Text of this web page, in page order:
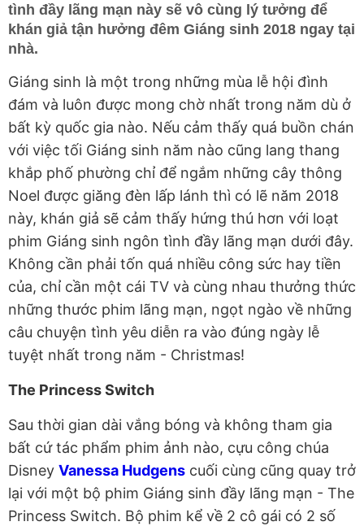
tình đầy lãng mạn này sẽ vô cùng lý tưởng để
khán giả tận hưởng đêm Giáng sinh 2018 ngay tại
nhà.
Giáng sinh là một trong những mùa lễ hội đình
đám và luôn được mong chờ nhất trong năm dù ở
bất kỳ quốc gia nào. Nếu cảm thấy quá buồn chán
với việc tối Giáng sinh năm nào cũng lang thang
khắp phố phường chỉ để ngắm những cây thông
Noel được giăng đèn lấp lánh thì có lẽ năm 2018
này, khán giả sẽ cảm thấy hứng thú hơn với loạt
phim Giáng sinh ngôn tình đầy lãng mạn dưới đây.
Không cần phải tốn quá nhiều công sức hay tiền
của, chỉ cần một cái TV và cùng nhau thưởng thức
những thước phim lãng mạn, ngọt ngào về những
câu chuyện tình yêu diễn ra vào đúng ngày lễ
tuyệt nhất trong năm - Christmas!
The Princess Switch
Sau thời gian dài vắng bóng và không tham gia
bất cứ tác phẩm phim ảnh nào, cựu công chúa
Disney Vanessa Hudgens cuối cùng cũng quay trở
lại với một bộ phim Giáng sinh đầy lãng mạn - The
Princess Switch. Bộ phim kể về 2 cô gái có 2 số